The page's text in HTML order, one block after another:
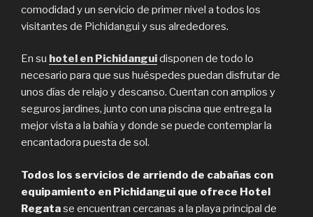
comodidad y un servicio de primer nivel a todos los
visitantes de Pichidangui y sus alrededores.
En su hotel en Pichidanguidisponen de todo lo
necesario para que sus huéspedes puedan disfrutar de
unos días de relajo y descanso. Cuentan con amplios y
seguros jardines, junto con una piscina que entrega la
mejor vista a la bahía y donde se puede contemplar la
encantadora puesta de sol.
Todos los servicios de arriendo de cabañas con
equipamiento en Pichidangui que ofrece Hotel
Regatase encuentran cercanas a la playa principal de